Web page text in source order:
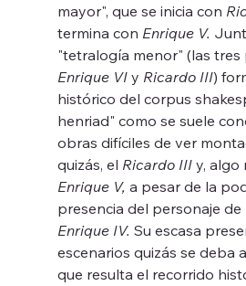
mayor", que se inicia con
termina con Enrique V.
"tetralogía menor" (las tres
Enrique VI y Ricardo III)
histórico del corpus
henriad" como se suele
obras difíciles de ver
quizás, el Ricardo III y, algo
Enrique V, a pesar de la
presencia del personaje de
Enrique IV. Su escasa
escenarios quizás se deba
que resulta el recorrido